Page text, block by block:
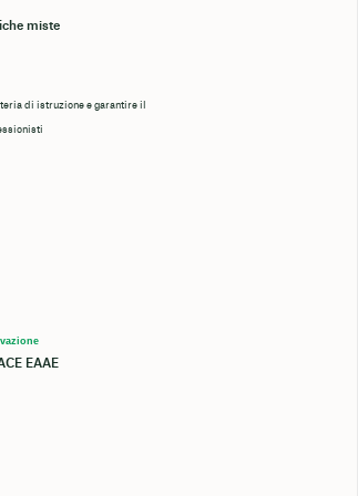
miste
di istruzione e garantire il
EAAE